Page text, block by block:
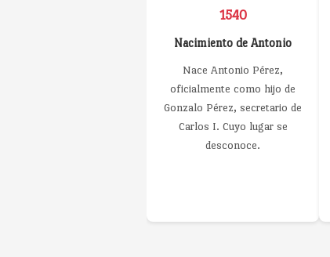
1540
Nacimiento de Antonio
Nace Antonio Pérez,
oficialmente como hijo de
Gonzalo Pérez, secretario de
Carlos I. Cuyo lugar se
desconoce.